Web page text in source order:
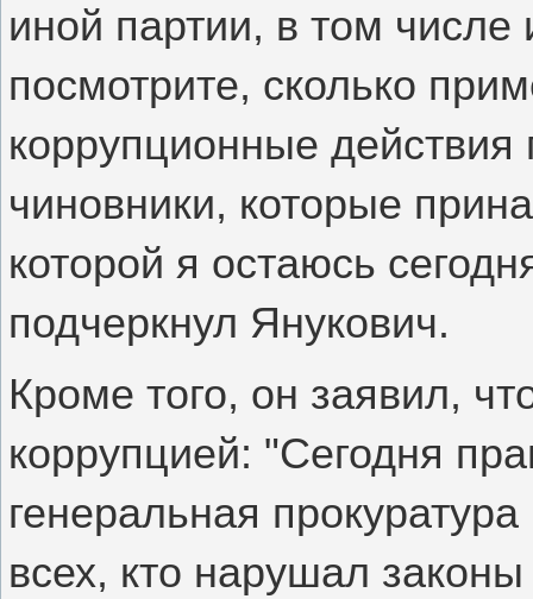
иной партии, в том
посмотрите, сколько
коррупционные действия
чиновники, которые
которой я остаюсь
подчеркнул Янукович.
Кроме того, он заявил,
коррупцией: "Сегодня
генеральная
всех, кто нарушал